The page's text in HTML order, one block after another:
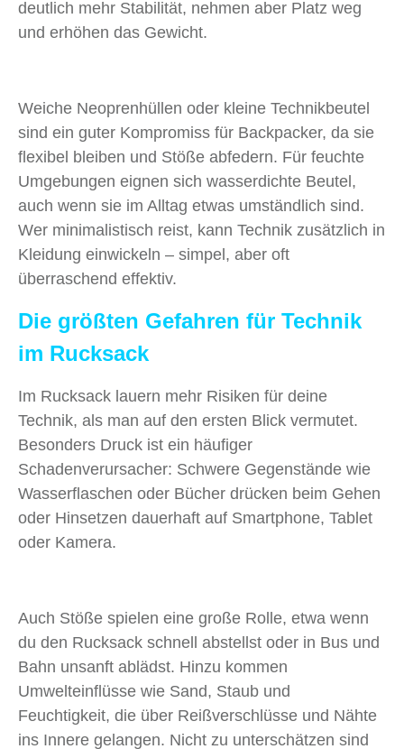
deutlich mehr Stabilität, nehmen aber Platz weg
und erhöhen das Gewicht.
Weiche Neoprenhüllen oder kleine Technikbeutel
sind ein guter Kompromiss für Backpacker, da sie
flexibel bleiben und Stöße abfedern. Für feuchte
Umgebungen eignen sich wasserdichte Beutel,
auch wenn sie im Alltag etwas umständlich sind.
Wer minimalistisch reist, kann Technik zusätzlich in
Kleidung einwickeln – simpel, aber oft
überraschend effektiv.
Die größten Gefahren für Technik
im Rucksack
Im Rucksack lauern mehr Risiken für deine
Technik, als man auf den ersten Blick vermutet.
Besonders Druck ist ein häufiger
Schadenverursacher: Schwere Gegenstände wie
Wasserflaschen oder Bücher drücken beim Gehen
oder Hinsetzen dauerhaft auf Smartphone, Tablet
oder Kamera.
Auch Stöße spielen eine große Rolle, etwa wenn
du den Rucksack schnell abstellst oder in Bus und
Bahn unsanft ablädst. Hinzu kommen
Umwelteinflüsse wie Sand, Staub und
Feuchtigkeit, die über Reißverschlüsse und Nähte
ins Innere gelangen. Nicht zu unterschätzen sind